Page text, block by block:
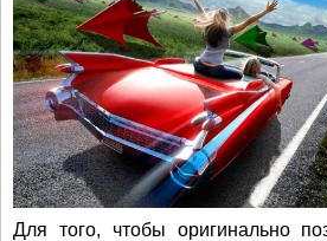
Для того, чтобы оригинально